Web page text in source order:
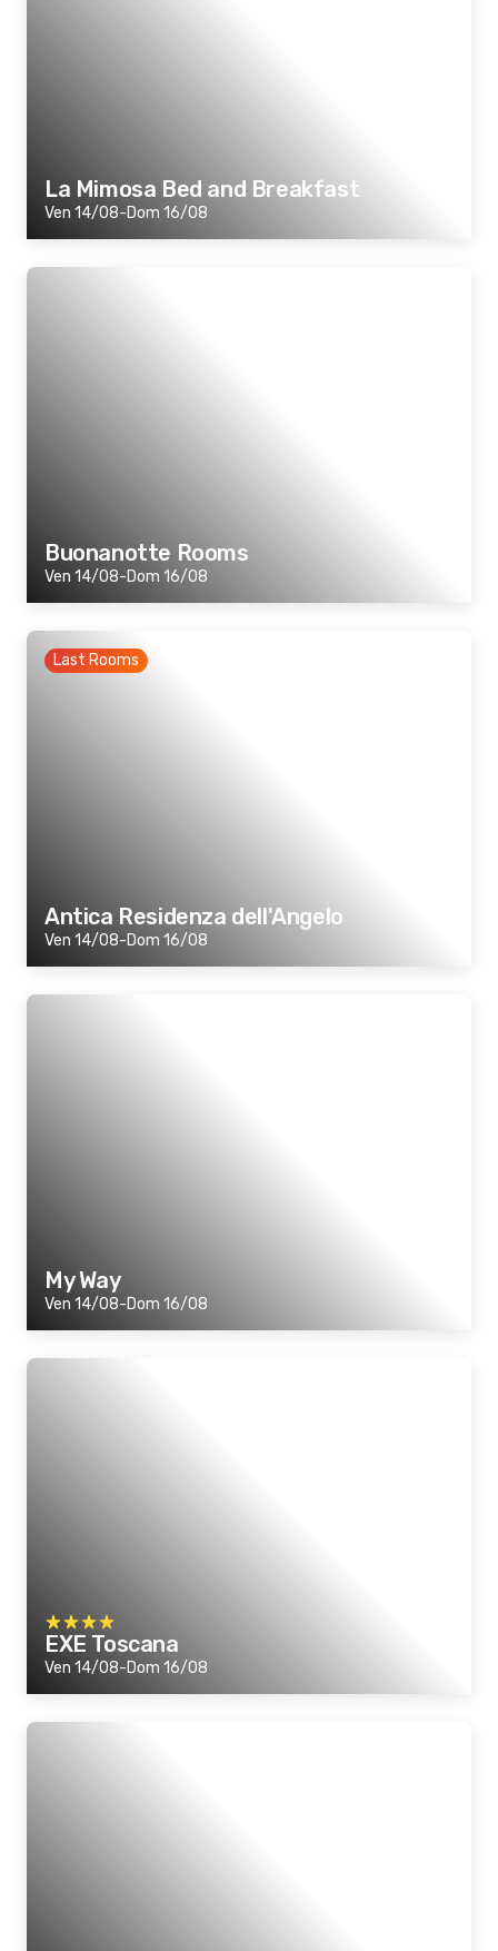
La Mimosa Bed and Breakfast
Ven 14/08-Dom 16/08
Buonanotte Rooms
Ven 14/08-Dom 16/08
Last Rooms
Antica Residenza dell'Angelo
Ven 14/08-Dom 16/08
My Way
Ven 14/08-Dom 16/08
EXE Toscana
Ven 14/08-Dom 16/08